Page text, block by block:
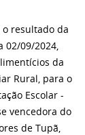
resultado da
02/09/2024,
da
Rural, para o
Escolar -
vencedora do
de Tupã,